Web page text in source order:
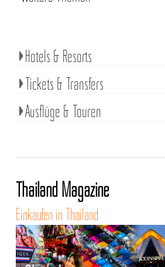
Hotels & Resorts
Tickets & Transfers
Ausflüge & Touren
Thailand Magazine
Einkaufen in Thailand